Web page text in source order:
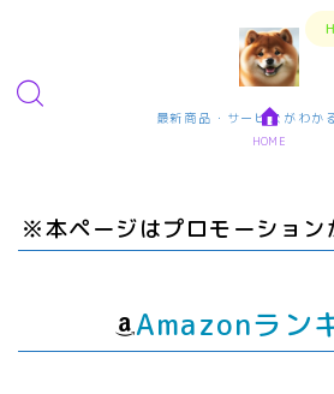
トップページに戻る
最新商品・サービスがわか
MENU
転職・仕事・求人・学ぶ
短期アルバイト・長期パート求人
HOME
※本ページはプロモーション
Amazonラン